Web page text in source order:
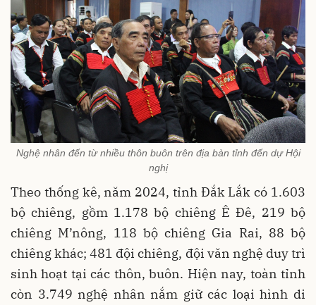
Nghệ nhân đến từ nhiều thôn buôn trên địa bàn tỉnh đến dự Hội
nghị
Theo thống kê, năm 2024, tỉnh Đắk Lắk có 1.603
bộ chiêng, gồm 1.178 bộ chiêng Ê Đê, 219 bộ
chiêng M’nông, 118 bộ chiêng Gia Rai, 88 bộ
chiêng khác; 481 đội chiêng, đội văn nghệ duy trì
sinh hoạt tại các thôn, buôn. Hiện nay, toàn tỉnh
còn 3.749 nghệ nhân nắm giữ các loại hình di